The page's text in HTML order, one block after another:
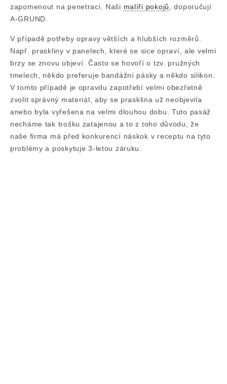
zapomenout na penetraci. Naši malíři pokojů, doporučují
A-GRUND.
V případě potřeby opravy větších a hlubších rozměrů.
Např. praskliny v panelech, které se sice opraví, ale velmi
brzy se znovu objeví. Často se hovoří o tzv. pružných
tmelech, někdo preferuje bandážní pásky a někdo silikon.
V tomto případě je opravdu zapotřebí velmi obezřetně
zvolit správný materiál, aby se prasklina už neobjevila
anebo byla vyřešena na velmi dlouhou dobu. Tuto pasáž
necháme tak trošku zatajenou a to z toho důvodu, že
naše firma má před konkurencí náskok v receptu na tyto
problémy a poskytuje 3-letou záruku.